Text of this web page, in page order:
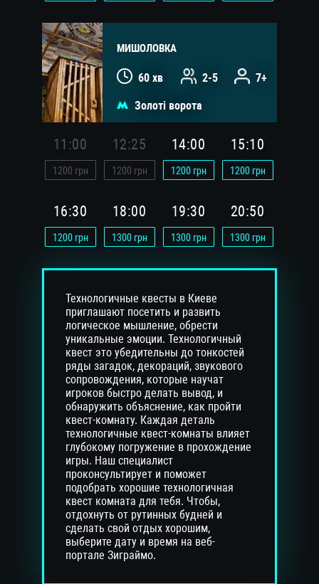
МИШОЛОВКА
60 хв 2-5 7+
Золоті ворота
11:00
1200 грн
12:25
1200 грн
14:00
1200грн
15:10
1200грн
16:30
1200грн
18:00
1300грн
19:30
1300грн
20:50
1300грн
Технологичные квесты в Киеве
приглашают посетить и развить
логическое мышление, обрести
уникальные эмоции. Технологичный
квест это убедительны до тонкостей
ряды загадок, декораций, звукового
сопровождения, которые научат
игроков быстро делать вывод, и
обнаружить объяснение, как пройти
квест-комнату. Каждая деталь
технологичные квест-комнаты влияет
глубокому погружение в прохождение
игры. Наш специалист
проконсультирует и поможет
подобрать хорошие технологичная
квест комната для тебя. Чтобы,
отдохнуть от рутинных будней и
сделать свой отдых хорошим,
выберите дату и время на веб-
портале Зиграймо.